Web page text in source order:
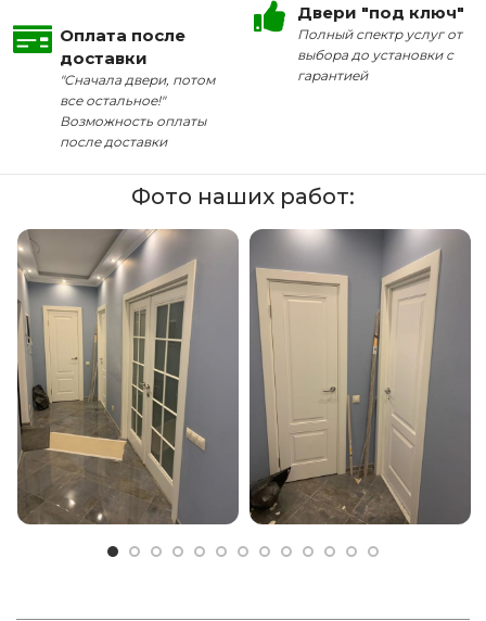
Оплата после
доставки
"Сначала двери, потом
все остальное!"
Возможность оплаты
после доставки
Двери "под ключ"
Полный спектр услуг от
выбора до установки с
гарантией
Фото наших работ: